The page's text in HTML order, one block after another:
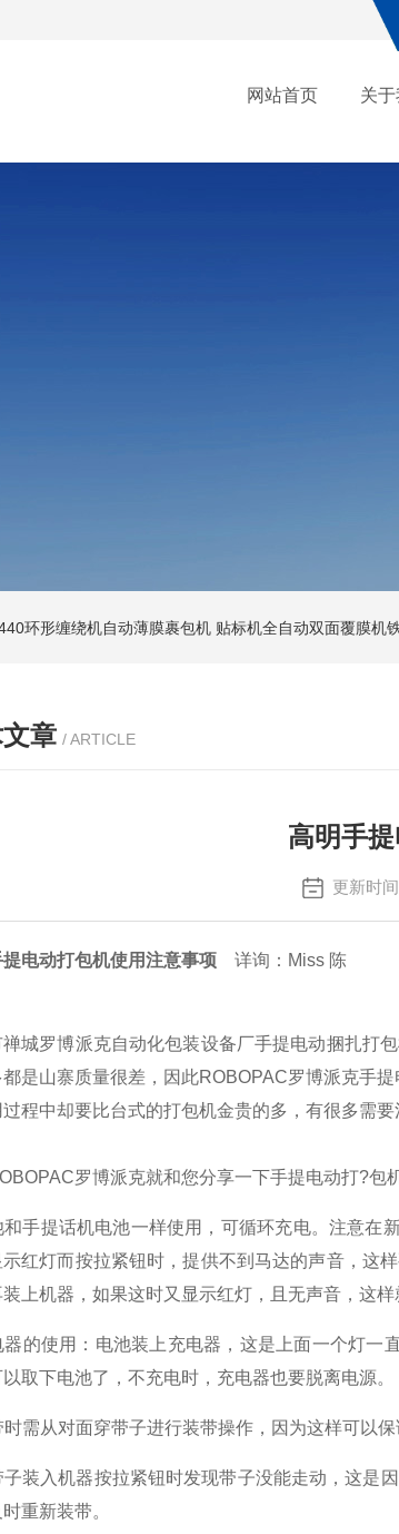
网站首页 关
环形缠绕机自动薄膜裹包机 贴标机全自动双面覆膜机
章 / ARTICLE
高明手
更新时
电动打包机使用注意事项详询：Miss 陈
城罗博派克自动化包装设备厂手提电动捆扎打
都是山寨质量很差，因此ROBOPAC罗博派克手
程中却要比台式的打包机金贵的多，有很多需
罗博派克就和您分享一下手提电动打?包
和手提话机电池一样使用，可循环充电。注意在
红灯而按拉紧钮时，提供不到马达的声音，这
上机器，如果这时又显示红灯，且无声音，这
器的使用：电池装上充电器，这是上面一个灯一
取下电池了，不充电时，充电器也要脱离电源。
时需从对面穿带子进行装带操作，因为这样可以
子装入机器按拉紧钮时发现带子没能走动，这是
重新装带。